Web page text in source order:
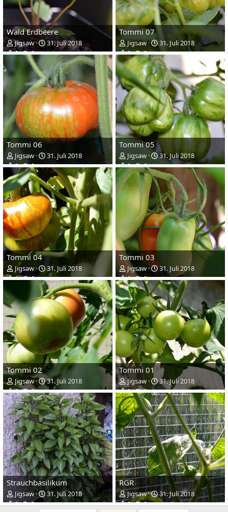
Wald Erdbeere
Jigsaw
31. Juli 2018
0
0
Tommi 07
Jigsaw
31. Juli 2018
0
0
Tommi 06
Jigsaw
31. Juli 2018
0
0
Tommi 05
Jigsaw
31. Juli 2018
0
0
Tommi 04
Jigsaw
31. Juli 2018
0
0
Tommi 03
Jigsaw
31. Juli 2018
0
0
Tommi 02
Jigsaw
31. Juli 2018
0
0
Tommi 01
Jigsaw
31. Juli 2018
0
0
Strauchbasilikum
Jigsaw
31. Juli 2018
0
0
RGR
Jigsaw
31. Juli 2018
0
0